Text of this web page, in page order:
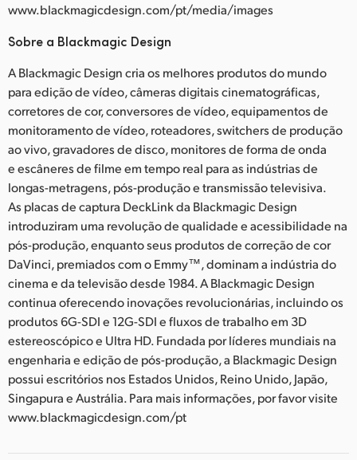
www.blackmagicdesign.com/pt/media/images
Sobre a Blackmagic Design
A Blackmagic Design cria os melhores produtos do mundo
para edição de vídeo, câmeras digitais cinematográficas,
corretores de cor, conversores de vídeo, equipamentos de
monitoramento de vídeo, roteadores, switchers de produção
ao vivo, gravadores de disco, monitores de forma de onda
e escâneres de filme em tempo real para as indústrias de
longas-metragens, pós-produção e transmissão televisiva.
As placas de captura DeckLink da Blackmagic Design
introduziram uma revolução de qualidade e acessibilidade na
pós-produção, enquanto seus produtos de correção de cor
DaVinci, premiados com o Emmy™, dominam a indústria do
cinema e da televisão desde 1984. A Blackmagic Design
continua oferecendo inovações revolucionárias, incluindo os
produtos 6G-SDI e 12G-SDI e fluxos de trabalho em 3D
estereoscópico e Ultra HD. Fundada por líderes mundiais na
engenharia e edição de pós-produção, a Blackmagic Design
possui escritórios nos Estados Unidos, Reino Unido, Japão,
Singapura e Austrália. Para mais informações, por favor visite
www.blackmagicdesign.com/pt